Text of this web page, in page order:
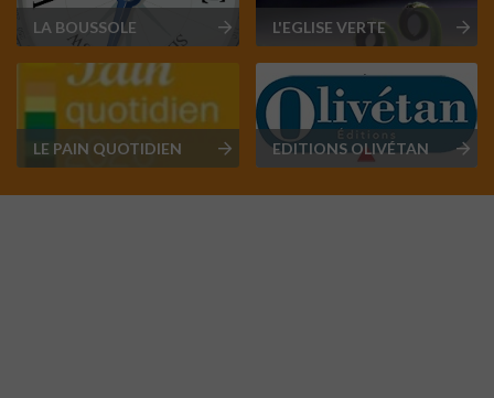
LA BOUSSOLE L'EGLISE VERTE
LE PAIN QUOTIDIEN EDITIONS OLIVÉTAN